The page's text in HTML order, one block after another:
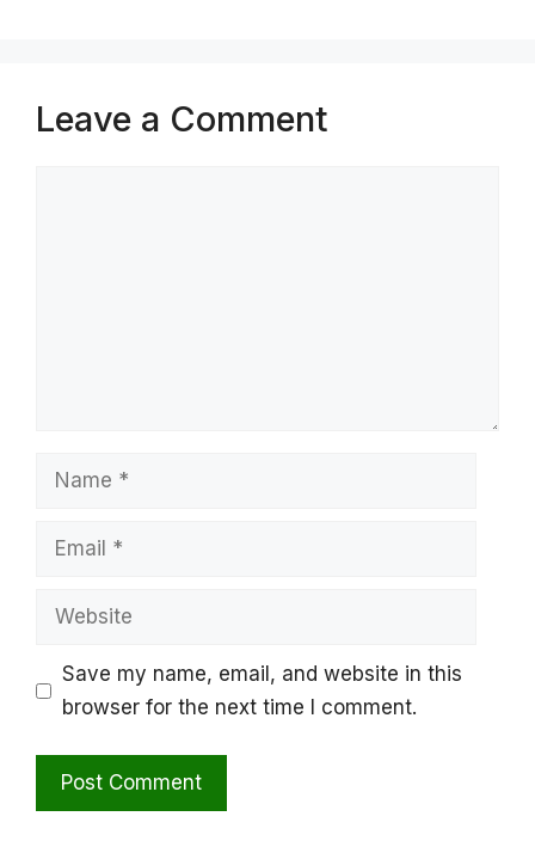
Leave a Comment
Name
Email
Website
Save my name, email, and website in this
browser for the next time I comment.